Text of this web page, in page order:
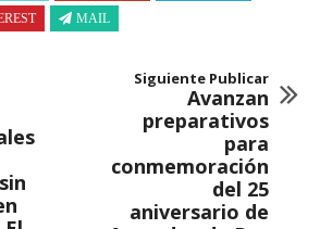
MAIL
Siguiente Publicar
Avanzan
preparativos
para
conmemoración
del 25
aniversario de